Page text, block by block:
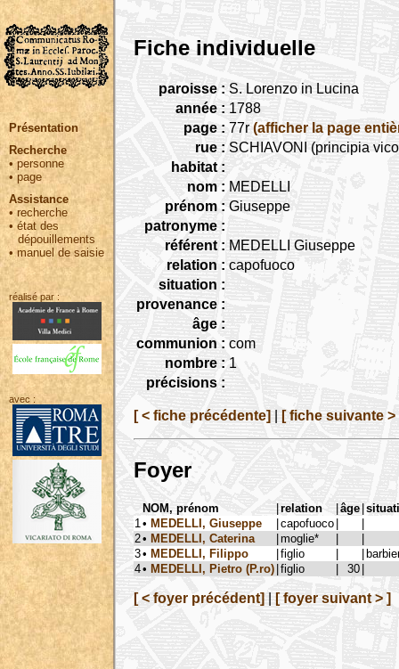
Présentation
Recherche
• personne
•page
Assistance
• recherche
•état des
dépouillements
•manuel de saisie
réalisé par :
avec :
Fiche individuelle
paroisse : S. Lorenzo in Lucina
année : 1788
page : 77r (afficher la page
rue : SCHIAVONI (principia
habitat :
nom : MEDELLI
prénom : Giuseppe
patronyme :
référent : MEDELLI Giuseppe
relation : capofuoco
situation :
provenance :
âge :
communion : com
nombre : 1
précisions :
[ < fiche précédente] [ fiche suivante >
Foyer
NOM, prénom |relation |âge |
1 • MEDELLI, Giuseppe |capofuoco |
|
2• MEDELLI, Caterina |moglie* |
|
3• MEDELLI, Filippo |figlio | |
4• MEDELLI, Pietro (P.ro) |figlio | 30 |
[ < foyer précédent] [ foyer suivant > ]